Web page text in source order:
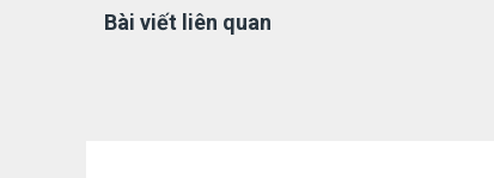
Bài viết liên quan